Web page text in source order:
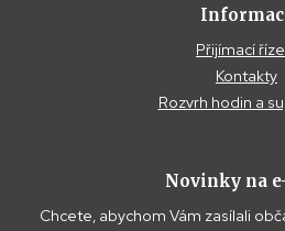
Přijímací
Kontakty
Rozvrh hodin a
Novinky na
Chcete, abychom Vám zasílali